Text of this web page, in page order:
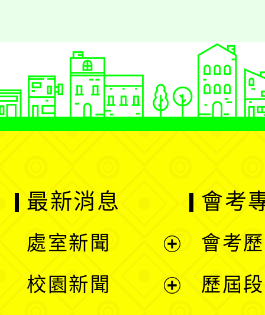
最新消息
處室新聞
校園新聞
會考
會考
歷屆